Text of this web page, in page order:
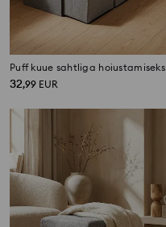
Puff kuue sahtliga hoiustamiseks
32,99 EUR